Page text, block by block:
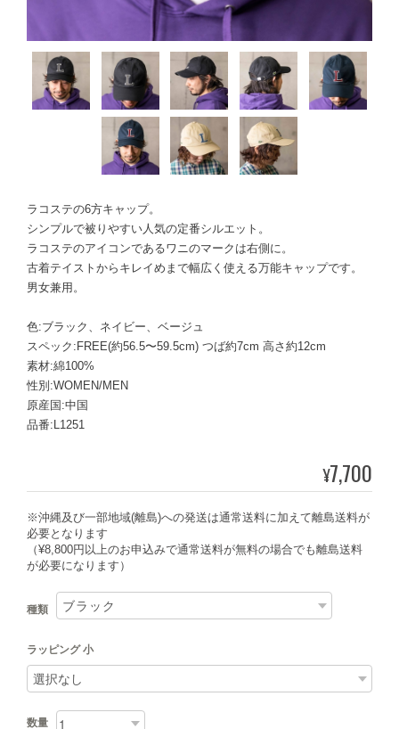
ラコステの6方キャップ。
シンプルで被りやすい人気の定番シルエット。
ラコステのアイコンであるワニのマークは右側に。
古着テイストからキレイめまで幅広く使える万能キャップです。
男女兼用。
色:ブラック、ネイビー、ベージュ
スペック:FREE(約56.5〜59.5cm) つば約7cm 高さ約12cm
素材:綿100%
性別:WOMEN/MEN
原産国:中国
品番:L1251
¥7,700
※沖縄及び一部地域(離島)への発送は通常送料に加えて離島送料が
必要となります
（¥8,800円以上のお申込みで通常送料が無料の場合でも離島送料
が必要になります）
種類
ラッピング 小
数量